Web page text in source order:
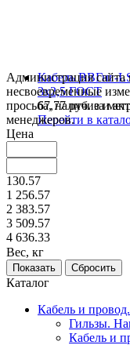
Кабель ВВГнг-
3х2,5 ГОСТ
67,77 руб. за
Перейти в
Администрация сайта
несвоевременные
просьба, наличие и
менеджеров.
Цена
130.57
1 256.57
2 383.57
3 509.57
4 636.33
Вес, кг
Каталог
Кабель и
Гильзы.
Кабель и